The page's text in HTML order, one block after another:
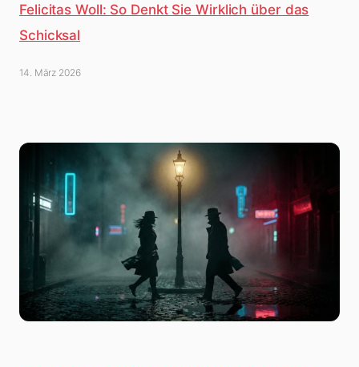
Felicitas Woll: So Denkt Sie Wirklich über das
Schicksal
14. März 2026